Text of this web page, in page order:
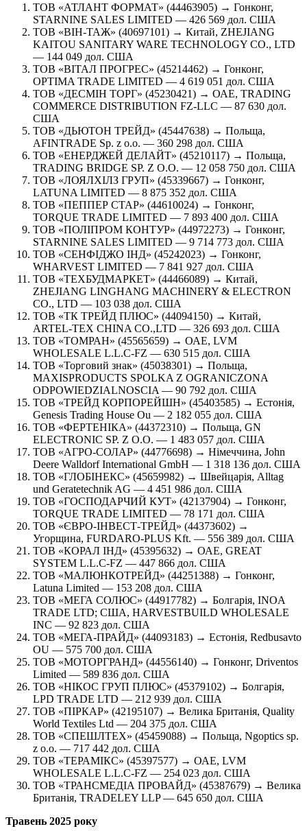
ТОВ «АТЛАНТ ФОРМАТ» (44463905) → Гонконг,
STARNINE SALES LIMITED — 426 569 дол. США
ТОВ «ВІН-ТАЖ» (40697101) → Китай, ZHEJIANG
KAITOU SANITARY WARE TECHNOLOGY CO., LTD
— 144 049 дол. США
ТОВ «ВІТАЛ ПРОГРЕС» (45214462) → Гонконг,
OPTIMA TRADE LIMITED — 4 619 051 дол. США
ТОВ «ДЕСМІН ТОРГ» (45230421) → ОАЕ, TRADING
COMMERCE DISTRIBUTION FZ-LLC — 87 630 дол.
США
ТОВ «ДЬЮТОН ТРЕЙД» (45447638) → Польща,
AFINTRADE Sp. z o.o. — 360 298 дол. США
ТОВ «ЕНЕРДЖЕЙ ДЕЛАЙТ» (45210117) → Польща,
TRADING BRIDGE SP. Z O.O. — 12 058 750 дол. США
ТОВ «ЛОЯЛХІЛЗ ГРУП» (45339667) → Гонконг,
LATUNA LIMITED — 8 875 352 дол. США
ТОВ «ПЕППЕР СТАР» (44610024) → Гонконг,
TORQUE TRADE LIMITED — 7 893 400 дол. США
ТОВ «ПОЛІПРОМ КОНТУР» (44972273) → Гонконг,
STARNINE SALES LIMITED — 9 714 773 дол. США
ТОВ «СЕНФІДЖО ІНД» (45242023) → Гонконг,
WHARVEST LIMITED — 7 841 927 дол. США
ТОВ «ТЕХБУДМАРКЕТ» (44466089) → Китай,
ZHEJIANG LINGHANG MACHINERY & ELECTRON
CO., LTD — 103 038 дол. США
ТОВ «ТК ТРЕЙД ПЛЮС» (44094150) → Китай,
ARTEL-TEX CHINA CO.,LTD — 326 693 дол. США
ТОВ «ТОМРАН» (45565659) → ОАЕ, LVM
WHOLESALE L.L.C-FZ — 630 515 дол. США
ТОВ «Торговий знак» (45038301) → Польща,
MAXISPRODUCTS SPOLKA Z OGRANICZONA
ODPOWIEDZIALNOSCIA — 90 792 дол. США
ТОВ «ТРЕЙД КОРПОРЕЙШН» (45403585) → Естонія,
Genesis Trading House Ou — 2 182 055 дол. США
ТОВ «ФЕРТЕНІКА» (44372310) → Польща, GN
ELECTRONIC SP. Z O.O. — 1 483 057 дол. США
ТОВ «АГРО-СОЛАР» (44776698) → Німеччина, John
Deere Walldorf International GmbH — 1 318 136 дол. США
ТОВ «ГЛОБІНЕКС» (45659982) → Швейцарія, Alltag
und Geratetechnik AG — 4 451 986 дол. США
ТОВ «ГОСПОДАРЧИЙ КУТ» (42137904) → Гонконг,
TORQUE TRADE LIMITED — 78 171 дол. США
ТОВ «ЄВРО-ІНВЕСТ-ТРЕЙД» (44373602) →
Угорщина, FURDARO-PLUS Kft. — 556 389 дол. США
ТОВ «КОРАЛ ІНД» (45395632) → ОАЕ, GREAT
SYSTEM L.L.C-FZ — 447 866 дол. США
ТОВ «МАЛЮНКОТРЕЙД» (44251388) → Гонконг,
Latuna Limited — 153 208 дол. США
ТОВ «МЕГА СОЛЮС» (44917782) → Болгарія, INOA
TRADE LTD; США, HARVESTBUILD WHOLESALE
INC — 92 823 дол. США
ТОВ «МЕГА-ПРАЙД» (44093183) → Естонія, Redbusavto
OU — 575 700 дол. США
ТОВ «МОТОРГРАНД» (44556140) → Гонконг, Driventos
Limited — 589 836 дол. США
ТОВ «НІКОС ГРУП ПЛЮС» (45379102) → Болгарія,
LPD TRADE LTD — 212 939 дол. США
ТОВ «ПІРКАР» (42195107) → Велика Британія, Quality
World Textiles Ltd — 204 375 дол. США
ТОВ «СПЕШЛТЕХ» (45459088) → Польща, Ngoptics sp.
z o.o. — 717 442 дол. США
ТОВ «ТЕРАМІКС» (45397577) → ОАЕ, LVM
WHOLESALE L.L.C-FZ — 254 023 дол. США
ТОВ «ТРАНСМЕДІА ПРОВАЙД» (45387679) → Велика
Британія, TRADELEY LLP — 645 650 дол. США
Травень 2025 року